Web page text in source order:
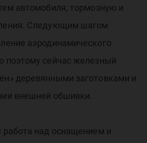
автомобиля, тормозную и
Следующим шагом
аэродинамического
поэтому сейчас железный
деревянными заготовками и
внешней обшивки.
работа над оснащением и